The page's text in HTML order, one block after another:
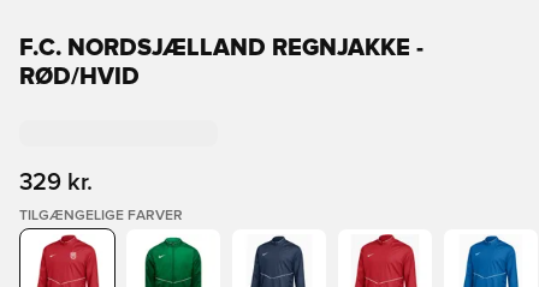
F.C. NORDSJÆLLAND REGNJAKKE -
RØD/HVID
329 kr.
TILGÆNGELIGE FARVER